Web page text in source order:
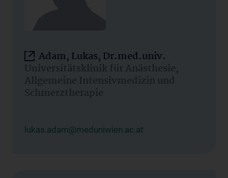
Adam, Lukas, Dr.med.univ.
Universitätsklinik für Anästhesie,
Allgemeine Intensivmedizin und
Schmerztherapie
lukas.adam@meduniwien.ac.at